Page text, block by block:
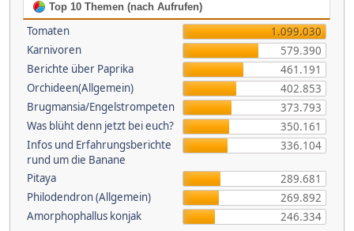
Top 10 Themen (nach Aufrufen)
Tomaten
1.099.030
Karnivoren
579.390
Berichte über Paprika
461.191
Orchideen(Allgemein)
402.853
Brugmansia/Engelstrompeten
373.793
Was blüht denn jetzt bei euch?
350.161
Infos und Erfahrungsberichte
rund um die Banane
336.104
Pitaya
289.681
Philodendron (Allgemein)
269.892
Amorphophallus konjak
246.334